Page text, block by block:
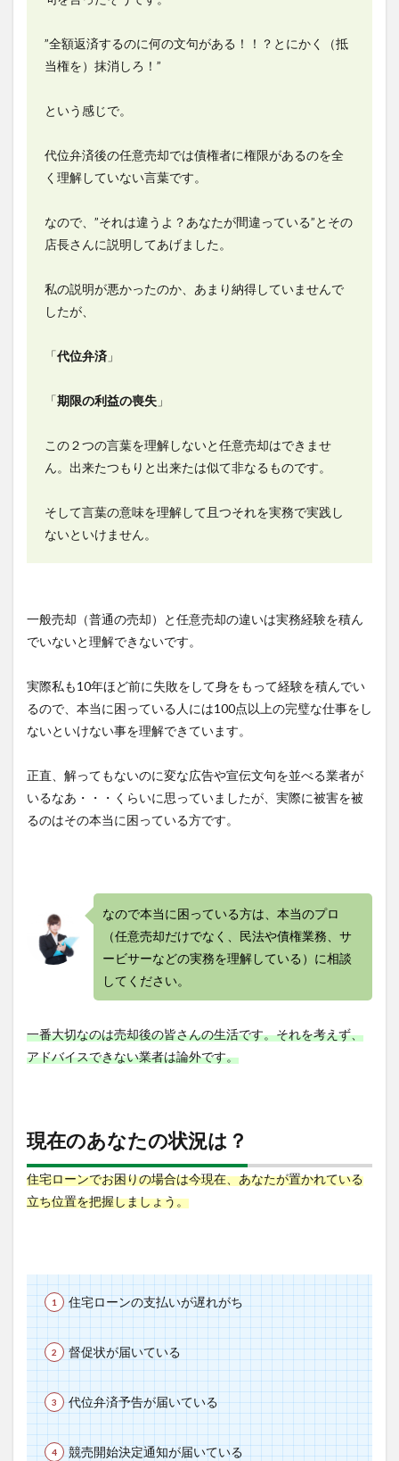
”全額返済するのに何の文句がある！！？とにかく（抵
当権を）抹消しろ！”
という感じで。
代位弁済後の任意売却では債権者に権限があるのを全
く理解していない言葉です。
なので、”それは違うよ？あなたが間違っている”とその
店長さんに説明してあげました。
私の説明が悪かったのか、あまり納得していませんで
したが、
「代位弁済 」
「期限の利益の喪失 」
この２つの言葉を理解しないと任意売却はできませ
ん。出来たつもりと出来たは似て非なるものです。
そして言葉の意味を理解して且つそれを実務で実践し
ないといけません。
一般売却（普通の売却）と任意売却の違いは実務経験を積ん
でいないと理解できないです。
実際私も10年ほど前に失敗をして身をもって経験を積んでい
るので、本当に困っている人には100点以上の完璧な仕事をし
ないといけない事を理解できています。
正直、解ってもないのに変な広告や宣伝文句を並べる業者が
いるなあ・・・くらいに思っていましたが、実際に被害を被
るのはその本当に困っている方です。
なので本当に困っている方は、本当のプロ
（任意売却だけでなく、民法や債権業務、サ
ービサーなどの実務を理解している）に相談
してください。
一番大切なのは売却後の皆さんの生活です。それを考えず、
アドバイスできない業者は論外です。
現在のあなたの状況は？
住宅ローンでお困りの場合は今現在、あなたが置かれている
立ち位置を把握しましょう。
住宅ローンの支払いが遅れがち
督促状が届いている
代位弁済予告が届いている
競売開始決定通知が届いている